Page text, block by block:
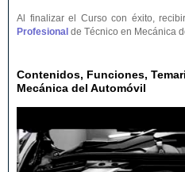
Al finalizar el Curso con éxito,
Profesional de Técnico en Mecánica
Contenidos, Funciones,
Mecánica del Automóvil